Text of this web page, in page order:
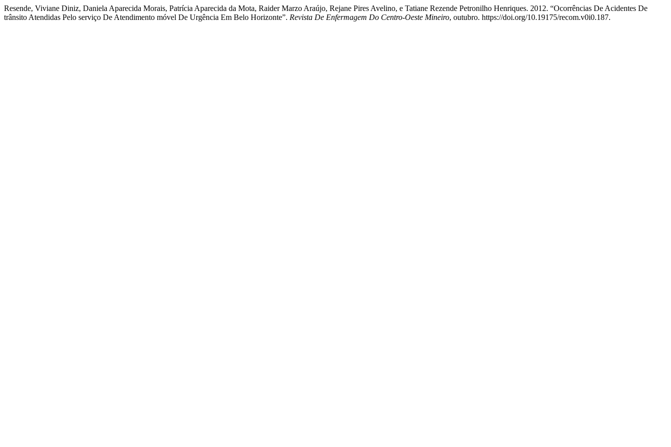
Resende, Viviane Diniz, Daniela Aparecida Morais, Patrícia Aparecida da Mota, Raider Marzo Araújo, Rejane Pires Avelino, e Tatiane Rezende Petronilho Henriques. 2012. “Ocorrências De Acidentes De
trânsito Atendidas Pelo serviço De Atendimento móvel De Urgência Em Belo Horizonte”. Revista De Enfermagem Do Centro-Oeste Mineiro, outubro. https://doi.org/10.19175/recom.v0i0.187.